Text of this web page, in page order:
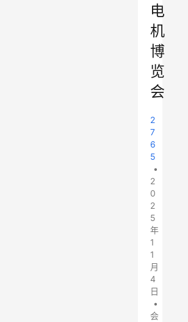
电
机
博
览
会
2
7
6
5
•
2
0
2
5
年
1
1
月
4
日
•
会